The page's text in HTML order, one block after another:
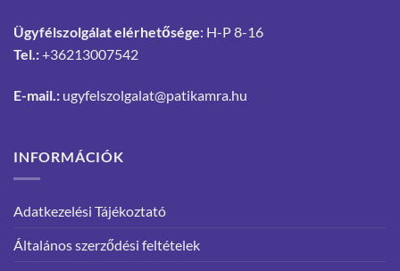
Ügyfélszolgálat elérhetősége: H-P 8-16
Tel.:+36213007542
E-mail.: ugyfelszolgalat@patikamra.hu
INFORMÁCIÓK
Adatkezelési Tájékoztató
Általános szerződési feltételek